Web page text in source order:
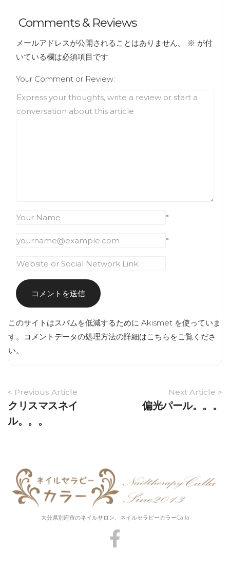
Comments & Reviews
メールアドレスが公開されることはありません。 ※ が付
いている欄は必須項目です
Your Comment or Review:
*
*
このサイトはスパムを低減するために Akismet を使っていま
す。
コメントデータの処理方法の詳細はこちらをご覧くださ
い。
Article
Navigation
< Previous Article
クリスマスネイ
ル。。。
Next Article >
偏光パール。。。
大分県別府市のネイルサロン、ネイルセラピーカラーCalla